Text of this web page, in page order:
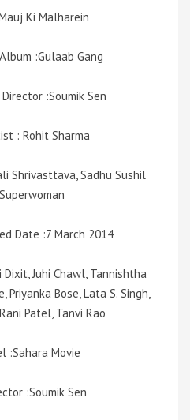
Ki Malharein
:Gulaab Gang
:Soumik Sen
: Rohit Sharma
Shrivasttava, Sadhu Sushil
Date :7 March 2014
Juhi Chawl, Tannishtha
Priyanka Bose, Lata S. Singh,
Patel, Tanvi Rao
:Sahara Movie
:Soumik Sen